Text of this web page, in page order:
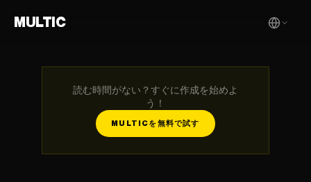
MULTIC
読む時間がない？すぐに作成を始めよ
う！
MULTICを無料で試す